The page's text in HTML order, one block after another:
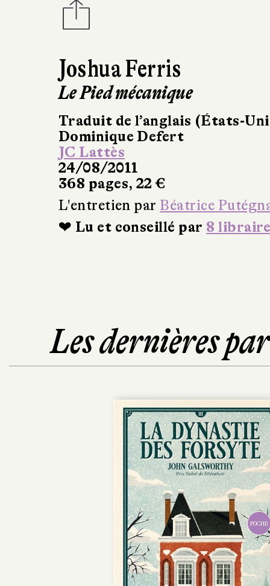
Joshua Ferris
Le Pied mécanique
Traduit de l’anglais (États-
Dominique Defert
JC Lattès
24/08/2011
368 pages, 22 €
L'entretien parBéatrice
❤ Lu et conseillé par 8
Les dernières
POCHE